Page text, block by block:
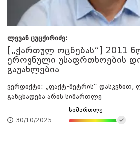
ლევან ცუცქირიძე:
[„ქართულ ოცნებას“] 2011
ეროვნული უსაფრთხოების
გაუახლებია
ვერდიქტი: „ფაქტ-მეტრის“ დასკვნით,
განცხადება არის სიმართლე
30/10/2025
სიმართლე